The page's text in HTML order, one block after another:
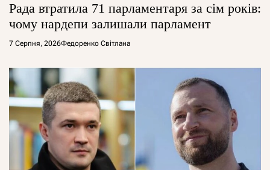
Рада втратила 71 парламентаря за сім років:
чому нардепи залишали парламент
7 Серпня, 2026Федоренко Світлана